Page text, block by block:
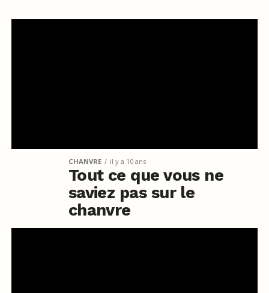
CHANVRE il y a 10 ans
Tout ce que vous ne
saviez pas sur le
chanvre